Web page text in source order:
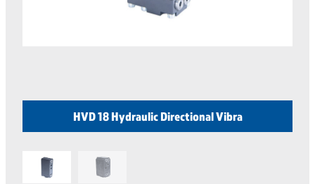
HVD 18 Hydraulic Directional Vibra